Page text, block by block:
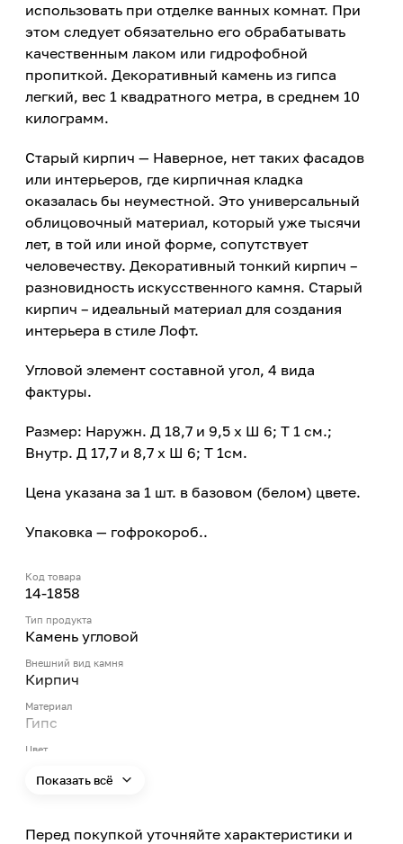
использовать при отделке ванных комнат. При
этом следует обязательно его обрабатывать
качественным лаком или гидрофобной
пропиткой. Декоративный камень из гипса
легкий, вес 1 квадратного метра, в среднем 10
килограмм.
Старый кирпич — Наверное, нет таких фасадов
или интерьеров, где кирпичная кладка
оказалась бы неуместной. Это универсальный
облицовочный материал, который уже тысячи
лет, в той или иной форме, сопутствует
человечеству. Декоративный тонкий кирпич –
разновидность искусственного камня. Старый
кирпич – идеальный материал для создания
интерьера в стиле Лофт.
Угловой элемент составной угол, 4 вида
фактуры.
Размер: Наружн. Д 18,7 и 9,5 х Ш 6; Т 1 см.;
Внутр. Д 17,7 и 8,7 х Ш 6; Т 1см.
Цена указана за 1 шт. в базовом (белом) цвете.
Упаковка — гофрокороб..
Код товара
14-1858
Тип продукта
Камень угловой
Внешний вид камня
Кирпич
Материал
Гипс
Цвет
Применение
Показать всё
Перед покупкой уточняйте характеристики и